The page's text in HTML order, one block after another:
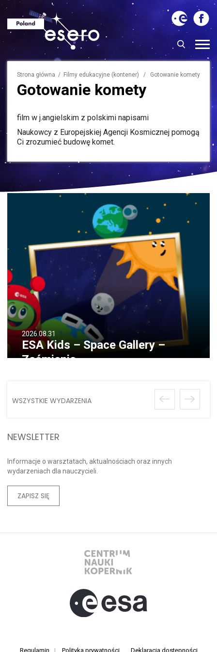
2026.08.31
ESA Kids – Space Gallery –
Zaćmienia
WSZYSTKIE WYDARZENIA
NEWSLETTER
Informacje o warsztatach, aktualnościach oraz innych
wydarzeniach dla nauczycieli.
ZAPISZ SIĘ
Strona główna / Filmy edukacyjne (kontener) / Gotowanie komety
Gotowanie komety
film w j.angielskim z polskimi napisami
Naukowcy z Europejskiej Agencji Kosmicznej pomogą
Ci zrozumieć budowę komet.
Regulamin | Polityka prywatności Deklaracja dostępności